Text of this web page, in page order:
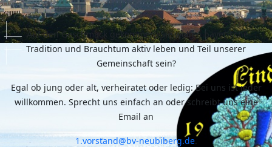
Auf den Geschmack gekommen, Sie wollen bayerische
Tradition und Brauchtum aktiv leben und Teil unserer
Gemeinschaft sein?
Egal ob jung oder alt, verheiratet oder ledig: Bei uns ist jeder
willkommen. Sprecht uns einfach an oder schreibt uns eine
Email an
1.vorstand@bv-neubiberg.de.